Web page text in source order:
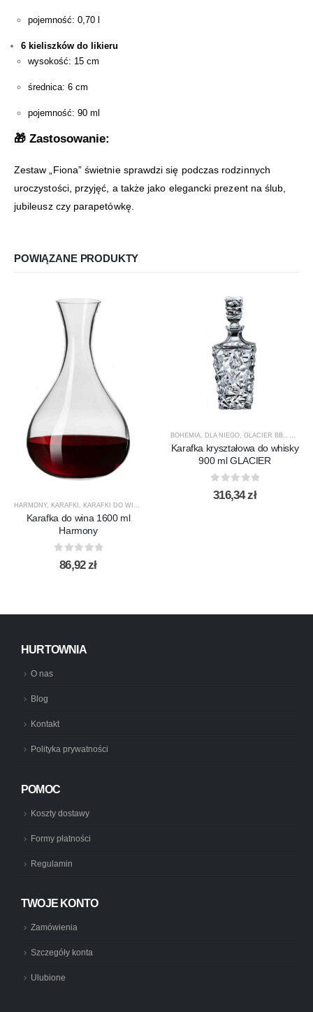
pojemność: 0,70 l
6 kieliszków do likieru
wysokość: 15 cm
średnica: 6 cm
pojemność: 90 ml
🎁 Zastosowanie:
Zestaw „Fiona” świetnie sprawdzi się podczas rodzinnych
uroczystości, przyjęć, a także jako elegancki prezent na ślub,
jubileusz czy parapetówkę.
POWIĄZANE PRODUKTY
HARMONY, KARAFKI , KARAFKI DO WINA
Karafka do wina 1600 ml
Harmony
out of 5
86,92zł
BOHEMIA DLA NIEGO GLACIER BB.
Karafka kryształowa do whisky
900 ml GLACIER
0out of 5
316,34zł
HURTOWNIA
O nas
Blog
Kontakt
Polityka prywatności
POMOC
Koszty dostawy
Formy płatności
Regulamin
TWOJE KONTO
Zamówienia
Szczegóły konta
Ulubione